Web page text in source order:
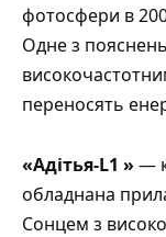
фотосфери в
Одне з
переносять
«Адітья-L1 » —
обладнана
Сонцем з